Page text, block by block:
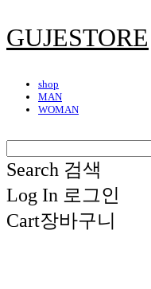
GUJESTORE
shop
MAN
WOMAN
Search 검색
Log In 로그인
Cart장바구니